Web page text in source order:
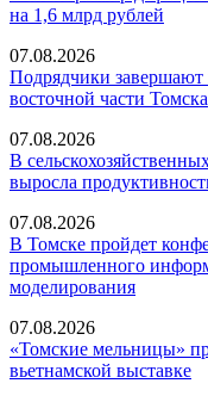
на 1,6 млрд рублей
07.08.2026
Подрядчики завершают
восточной части Томска
07.08.2026
В
выросла
07.08.2026
В Томске пройдет
промышленного
моделирования
07.08.2026
«Томские мельницы»
вьетнамской выставке